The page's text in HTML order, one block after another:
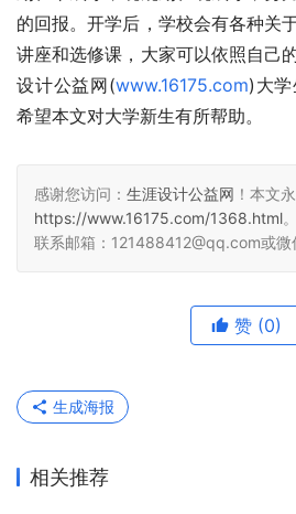
的回报。开学后，学校会有各种关
讲座和选修课，大家可以依照自己
设计公益网(www.16175.com)大
希望本文对大学新生有所帮助。
感谢您访问： 生涯设计公益网 ！本文
https://www.16175.com/1368.html
联系邮箱：121488412@qq.com或微
赞 (0)
生成海报
相关推荐